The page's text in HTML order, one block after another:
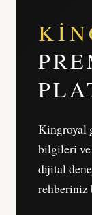
Kingroyal
bilgileri ve
dijital
rehberiniz